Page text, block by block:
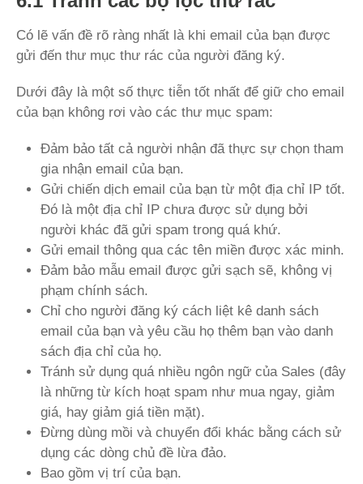
Có lẽ vấn đề rõ ràng nhất là khi email của bạn được
gửi đến thư mục thư rác của người đăng ký.
Dưới đây là một số thực tiễn tốt nhất để giữ cho email
của bạn không rơi vào các thư mục spam:
Đảm bảo tất cả người nhận đã thực sự chọn tham
gia nhận email của bạn.
Gửi chiến dịch email của bạn từ một địa chỉ IP tốt.
Đó là một địa chỉ IP chưa được sử dụng bởi
người khác đã gửi spam trong quá khứ.
Gửi email thông qua các tên miền được xác minh.
Đảm bảo mẫu email được gửi sạch sẽ, không vị
phạm chính sách.
Chỉ cho người đăng ký cách liệt kê danh sách
email của bạn và yêu cầu họ thêm bạn vào danh
sách địa chỉ của họ.
Tránh sử dụng quá nhiều ngôn ngữ của Sales (đây
là những từ kích hoạt spam như mua ngay, giảm
giá, hay giảm giá tiền mặt).
Đừng dùng mồi và chuyển đổi khác bằng cách sử
dụng các dòng chủ đề lừa đảo.
Bao gồm vị trí của bạn.